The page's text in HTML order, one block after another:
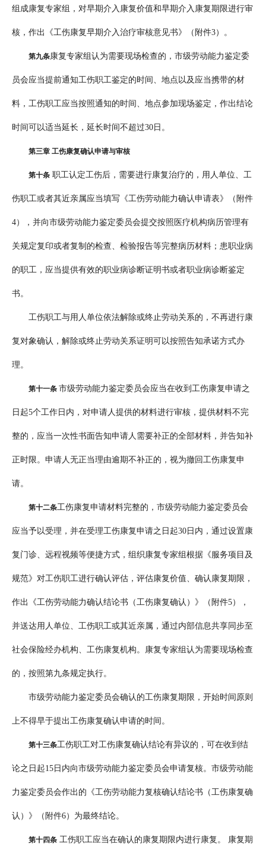
组成康复专家组，对早期介入康复价值和早期介入康复期限进行审
核，作出《工伤康复早期介入治疗审核意见书》（附件3）。
第九条康复专家组认为需要现场检查的，市级劳动能力鉴定委
员会应当提前通知工伤职工鉴定的时间、地点以及应当携带的材
料，工伤职工应当按照通知的时间、地点参加现场鉴定，作出结论
时间可以适当延长，延长时间不超过30日。
第三章 工伤康复确认申请与审核
第十条 职工认定工伤后，需要进行康复治疗的，用人单位、工
伤职工或者其近亲属应当填写《工伤劳动能力确认申请表》（附件
4），并向市级劳动能力鉴定委员会提交按照医疗机构病历管理有
关规定复印或者复制的检查、检验报告等完整病历材料；患职业病
的职工，应当提供有效的职业病诊断证明书或者职业病诊断鉴定
书。
工伤职工与用人单位依法解除或终止劳动关系的，不再进行康
复对象确认，解除或终止劳动关系证明可以按照告知承诺方式办
理。
第十一条 市级劳动能力鉴定委员会应当在收到工伤康复申请之
日起5个工作日内，对申请人提供的材料进行审核，提供材料不完
整的，应当一次性书面告知申请人需要补正的全部材料，并告知补
正时限。申请人无正当理由逾期不补正的，视为撤回工伤康复申
请。
第十二条工伤康复申请材料完整的，市级劳动能力鉴定委员会
应当予以受理，并在受理工伤康复申请之日起30日内，通过设置康
复门诊、远程视频等便捷方式，组织康复专家组根据《服务项目及
规范》对工伤职工进行确认评估，评估康复价值、确认康复期限，
作出《工伤劳动能力确认结论书（工伤康复确认）》（附件5），
并送达用人单位、工伤职工或其近亲属，通过内部信息共享同步至
社会保险经办机构、工伤康复机构。康复专家组认为需要现场检查
的，按照第九条规定执行。
市级劳动能力鉴定委员会确认的工伤康复期限，开始时间原则
上不得早于提出工伤康复确认申请的时间。
第十三条工伤职工对工伤康复确认结论有异议的，可在收到结
论之日起15日内向市级劳动能力鉴定委员会申请复核。市级劳动能
力鉴定委员会作出的《工伤劳动能力复核确认结论书（工伤康复确
认）》（附件6）为最终结论。
第十四条 工伤职工应当在确认的康复期限内进行康复。 康复期